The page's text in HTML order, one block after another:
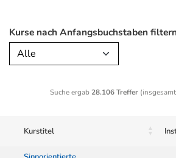
Kurse nach Anfangsbuchstaben
Alle
Suche ergab 28.106 Treffer
Kurstitel